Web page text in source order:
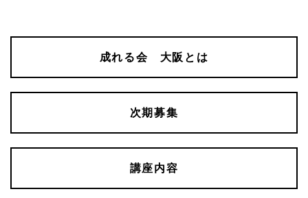
成れる会 大阪とは
次期募集
講座内容